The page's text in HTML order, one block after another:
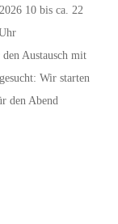
10 bis ca. 22
Austausch mit
Wir starten
den Abend